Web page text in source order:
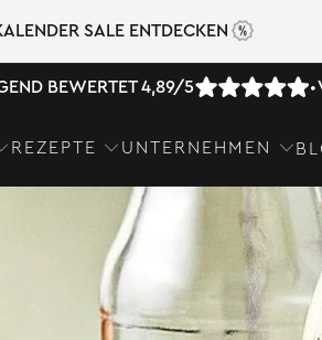
SALE ENTDECKEN
BEWERTET 4,89/5 •
REZEPTE UNTERNEHMEN